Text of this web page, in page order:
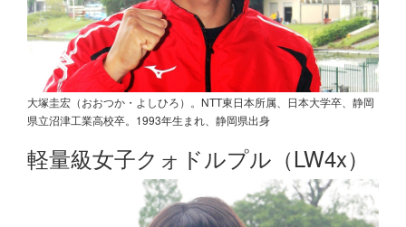
大塚圭宏（おおつか・よしひろ）。NTT東日本所属、日本大学卒、静岡
県立沼津工業高校卒。1993年生まれ、静岡県出身
軽量級女子クォドルプル（LW4x）